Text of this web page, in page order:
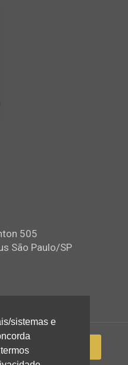
505
São Paulo/SP
sistemas e